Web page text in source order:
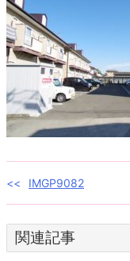
投
ナ
IMGP9082
関連記事